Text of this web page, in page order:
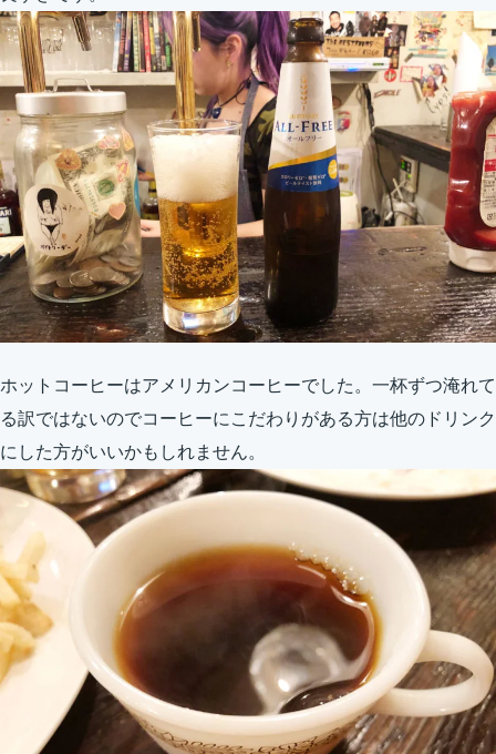
ホットコーヒーはアメリカンコーヒーでした。一杯ずつ淹れて
る訳ではないのでコーヒーにこだわりがある方は他のドリンク
にした方がいいかもしれません。